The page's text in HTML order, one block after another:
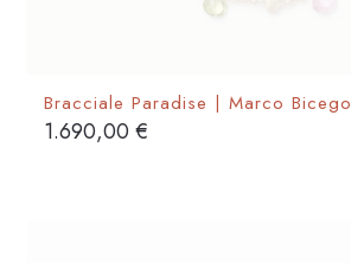
Bracciale Paradise | Marco Bicego
1.690,00€